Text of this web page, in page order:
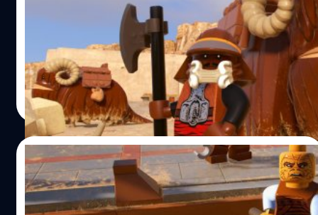
ผู้จัดจำหน่าย Warner Bros. Games และทีมพัฒนา TT
Games ได้ประกาศว่าเกม LEGO Star Wars: The Skywalker
Saga มียอดขายมากกว่า 3.2 ล้านชุดทั่วโลกหลังเปิดตัวเพียง
สองสัปดาห์ ซึ่งกลายเป็นเกม LEGO ที่เปิดตัวได้ยิ่งใหญ่ที่สุด
และมียอดขายแซงหน้าเกมภาคก่อนหน้านี้ทั้งหมด LEGO Star
Wars: The Skywalker Saga ออกวางจำหน่ายครั้งแรกบน
แพลตฟอร์ม PlayStation 5, Xbox Series X|S, PlayStation
4, Xbox One, Nintendo Switch และ PC (Steam) เมื่อวันที่ 5
เมษายน 2022 อ้างอิง พิสูจน์อักษร : สุชยา เกษจำรัส
ศุภกร ประเสริฐศิลป์| 1567 days ago
Read More
19/04/2022
หลุดข้อมูลตัวละครที่คาดว่าจะเป็น DLC ใน
LEGO Star Wars: The Skywalker Saga